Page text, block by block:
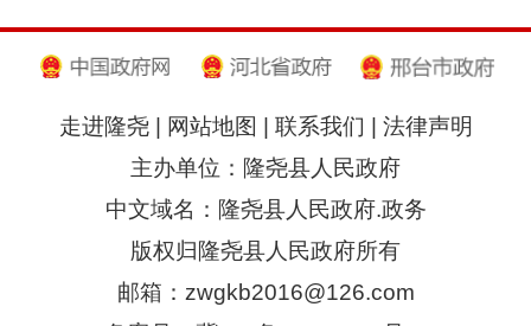
走进隆尧| 网站地图 联系我们
法律声明
主办单位：隆尧县人民政府
中文域名：隆尧县人民政府.政务
版权归隆尧县人民政府所有
邮箱：zwgkb2016@126.com